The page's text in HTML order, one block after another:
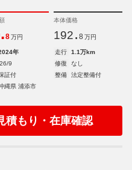
.8 万円
本体価格
192. 8 万円
年 走行
1.1万km
9 修復
なし
証付 整備
法定整備付
縄県 浦添市
積もり・在庫確認